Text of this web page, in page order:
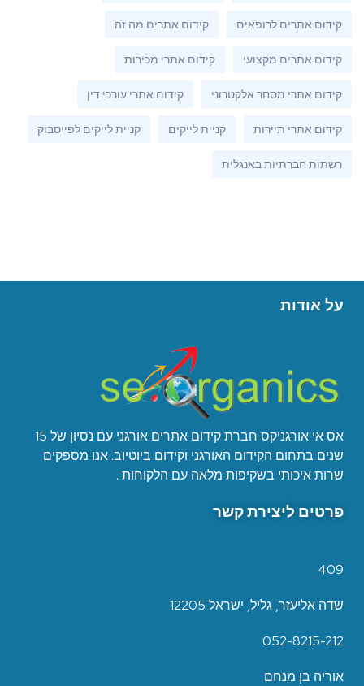
קידום אתרים לרופאים קידום אתרים מה זה
קידום אתרים מקצועי קידום אתרי מכירות
קידום אתרי מסחר אלקטרוני קידום אתרי עורכי דין
קידום אתרי תיירות קניית לייקים קניית לייקים לפייסבוק
רשתות חברתיות באנגלית
על אודות
אס אי אורגניקס חברת קידום אתרים אורגני עם נסיון של 15
שנים בתחום הקידום האורגני וקידום ביוטיוב. אנו מספקים
שרות איכותי בשקיפות מלאה עם הלקוחות .
פרטים ליצירת קשר
409
שדה אליעזר, גליל, ישראל 12205
052-8215-212
אוריה בן מנחם